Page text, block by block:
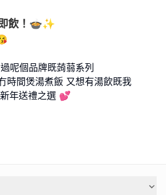
飲！🍲✨
呢個品牌既蒟蒻系列
時間煲湯煮飯 又想有湯飲既我